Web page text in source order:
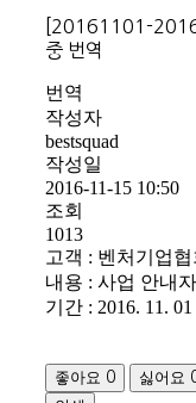
[20161101-
중 번역
번역
작성자
bestsquad
작성일
2016-11-15 10:50
조회
1013
고객 : 벤처기업협
내용 : 사업 안내
기간 : 2016. 11. 01
좋아요 0 싫어요